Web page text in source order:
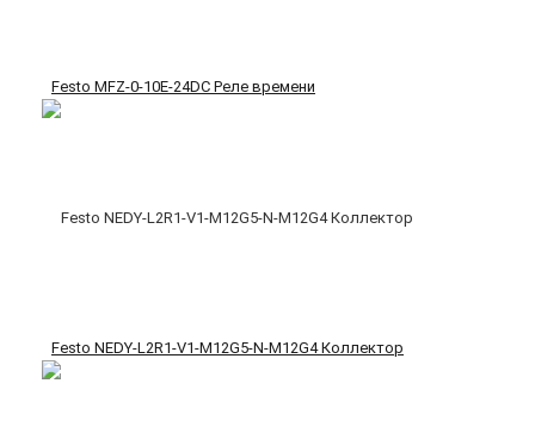
Festo MFZ-0-10E-24DC Реле времени
Festo NEDY-L2R1-V1-M12G5-N-M12G4 Коллектор